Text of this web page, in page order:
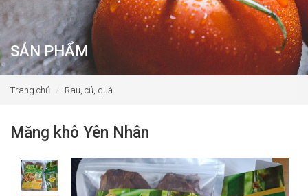
SẢN PHẨM
Trang chủ Rau, củ, quả
Măng khô Yên Nhân